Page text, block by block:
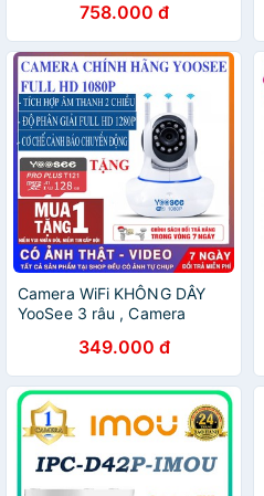
Xoay 360° - Camera Trong
Nhà Độ Nét Cao 1080FullHD
758.000 đ
Camera WiFi KHÔNG DÂY
YooSee 3 râu , Camera
349.000 đ